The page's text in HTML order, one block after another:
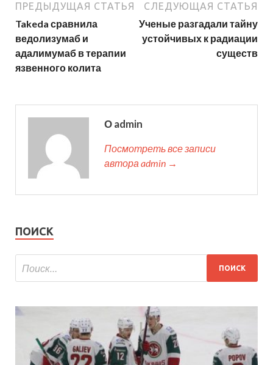
ПРЕДЫДУЩАЯ СТАТЬЯ
Takeda сравнила
ведолизумаб и
адалимумаб в терапии
язвенного колита
СЛЕДУЮЩАЯ СТАТЬЯ
Ученые разгадали тайну
устойчивых к радиации
существ
О admin
Посмотреть все записи
автора admin →
ПОИСК